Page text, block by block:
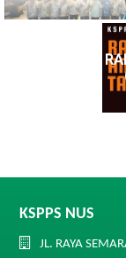
KSPPS NUS
JL. RAYA